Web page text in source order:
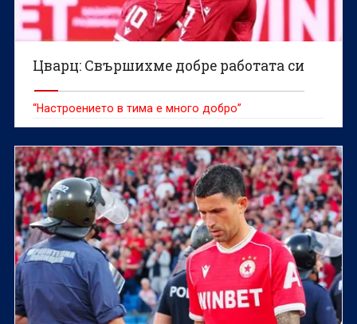
Цварц: Свършихме добре работата си
“Настроението в тима е много добро”